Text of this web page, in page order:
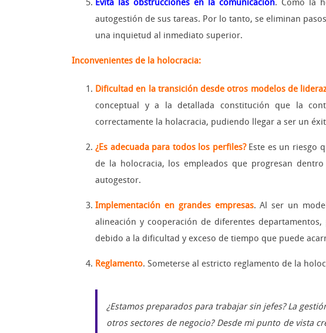
Evita las obstrucciones en la comunicación. Como la
autogestión de sus tareas. Por lo tanto, se eliminan
una inquietud al inmediato superior.
Inconvenientes de la holocracia:
Dificultad en la transición desde otros modelos de
conceptual y a la detallada constitución que la
correctamente la holacracia, pudiendo llegar a ser un
¿Es adecuada para todos los perfiles? Este es un riesgo
de la holocracia, los empleados que progresan
autogestor.
Implementación en grandes empresas. Al ser un
alineación y cooperación de diferentes
debido a la dificultad y exceso de tiempo que puede
Reglamento. Someterse al estricto reglamento de la
¿Estamos preparados para trabajar sin jefes? La
otros sectores de negocio? Desde mi punto de vista